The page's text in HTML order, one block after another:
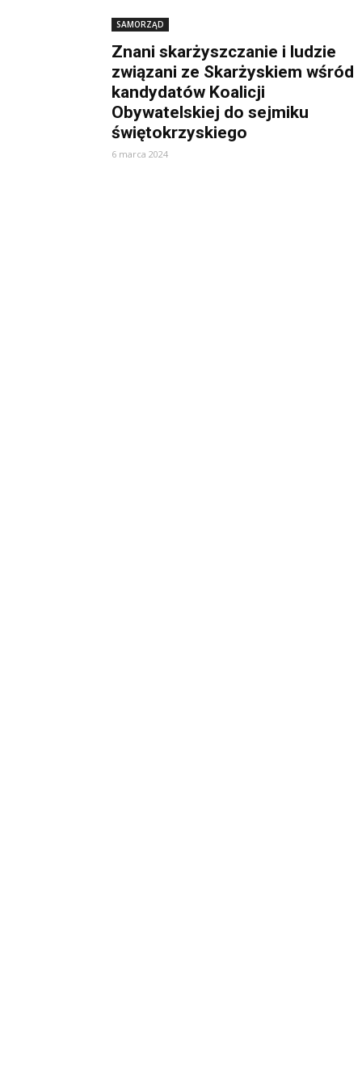
SAMORZĄD
Znani skarżyszczanie i ludzie
związani ze Skarżyskiem wśród
kandydatów Koalicji
Obywatelskiej do sejmiku
świętokrzyskiego
6 marca 2024